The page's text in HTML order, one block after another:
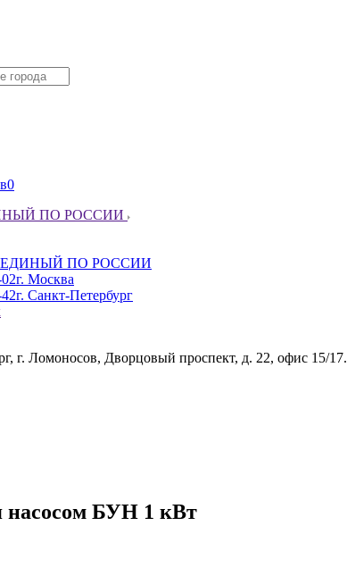
0
ПО РОССИИ
ЕДИНЫЙ ПО РОССИИ
г. Москва
г. Санкт-Петербург
г. Ломоносов, Дворцовый проспект, д. 22, офис 15/17.
насосом БУН 1 кВт